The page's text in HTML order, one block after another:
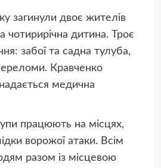
загинули двоє жителів
чотирирічна дитина. Троє
забої та садна тулуба,
Кравченко
медична
працюють на місцях,
ворожої атаки. Всім
разом із місцевою